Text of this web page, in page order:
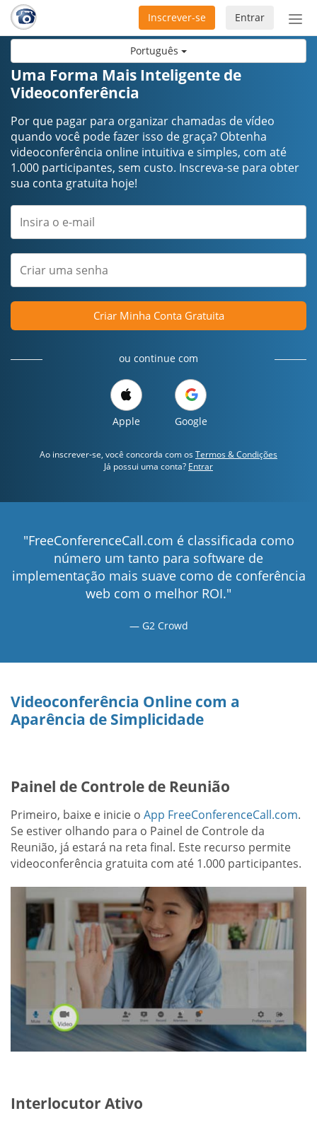
Português
Entrar
Inscrever-se
Uma Forma Mais Inteligente de
Videoconferência
Por que pagar para organizar chamadas de vídeo
quando você pode fazer isso de graça? Obtenha
videoconferência online intuitiva e simples, com até
1.000 participantes, sem custo. Inscreva-se para obter
sua conta gratuita hoje!
Criar Minha Conta Gratuita
ou continue com
Apple Google
Ao inscrever-se, você concorda com os Termos & Condições
Já possui uma conta? Entrar
"FreeConferenceCall.com é classificada como
número um tanto para software de
implementação mais suave como de conferência
web com o melhor ROI."
G2 Crowd
Videoconferência Online com a
Aparência de Simplicidade
Painel de Controle de Reunião
Primeiro, baixe e inicie o App FreeConferenceCall.com.
Se estiver olhando para o Painel de Controle da
Reunião, já estará na reta final. Este recurso permite
videoconferência gratuita com até 1.000 participantes.
Interlocutor Ativo